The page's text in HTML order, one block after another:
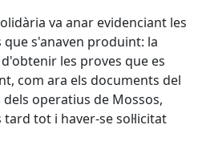
va anar evidenciant les
s'anaven produint: la
les proves que es
com ara els documents del
operatius de Mossos,
tot i haver-se sol·licitat